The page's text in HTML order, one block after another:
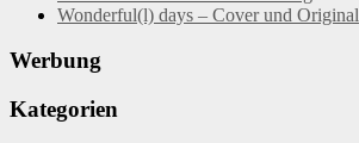
Wonderful(l) days – Cover und Original
Werbung
Kategorien